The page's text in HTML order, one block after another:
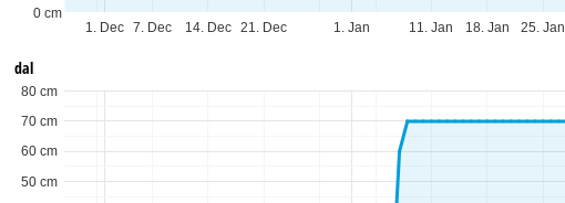
1. Dec 1. Jan
7. Dec 14. Dec 21. Dec 11. Jan 18. Jan 25. Jan
0 cm
dal
50 cm
60 cm
70 cm
80 cm